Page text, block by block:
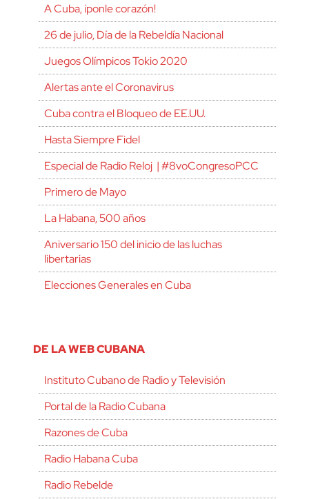
A Cuba, ¡ponle corazón!
26 de julio, Día de la Rebeldía Nacional
Juegos Olímpicos Tokio 2020
Alertas ante el Coronavirus
Cuba contra el Bloqueo de EE.UU.
Hasta Siempre Fidel
Especial de Radio Reloj | #8voCongresoPCC
Primero de Mayo
La Habana, 500 años
Aniversario 150 del inicio de las luchas
libertarias
Elecciones Generales en Cuba
DE LA WEB CUBANA
Instituto Cubano de Radio y Televisión
Portal de la Radio Cubana
Razones de Cuba
Radio Habana Cuba
Radio Rebelde